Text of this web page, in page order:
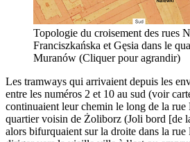
Topologie du croisement des rues
Franciszkańska et Gęsia dans le
Muranów (Cliquer pour agrandir)
Les tramways qui arrivaient depuis les
entre les numéros 2 et 10 au sud (voir
continuaient leur chemin le long de la
quartier voisin de Żoliborz (Joli bord [de
alors bifurquaient sur la droite dans la rue